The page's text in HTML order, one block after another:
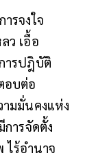
รจงใจ
ว เอื้อ
ารปฎิบัติ
อบต่อ
มมั่นคงแห่ง
ารจัดตั้ง
ร้อำนาจ